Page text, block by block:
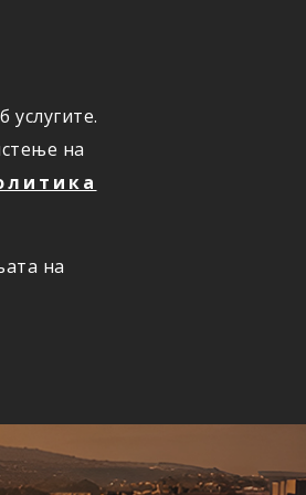
на
на
ПРИЈАВИ ШТЕТА